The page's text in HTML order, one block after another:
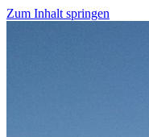
Zum Inhalt springen